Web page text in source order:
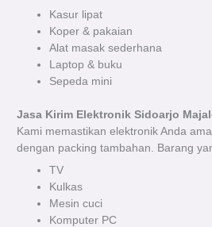
Kasur lipat
Koper & pakaian
Alat masak sederhana
Laptop & buku
Sepeda mini
Jasa Kirim Elektronik Sidoarjo
Kami memastikan elektronik Anda
dengan packing tambahan. Barang
TV
Kulkas
Mesin cuci
Komputer PC